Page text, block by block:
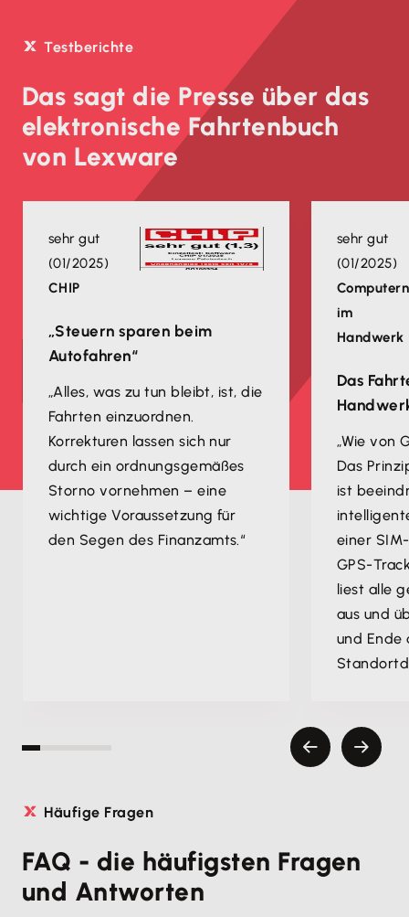
Testberichte
Das sagt die Presse über das
elektronische Fahrtenbuch
von Lexware
sehr gut
(01/2025)
CHIP
„Steuern sparen beim
Autofahren“
„Alles, was zu tun bleibt, ist, die
Fahrten einzuordnen.
Korrekturen lassen sich nur
durch ein ordnungsgemäßes
Storno vornehmen – eine
wichtige Voraussetzung für
den Segen des Finanzamts.“
sehr gut
(01/2025)
Computern
im
Handwerk
Das
„Wie von
Das
ist
einer
GPS-
liest alle
aus und
und Ende
Häufige Fragen
FAQ - die häufigsten Fragen
und Antworten